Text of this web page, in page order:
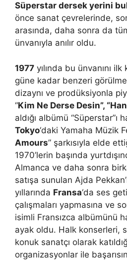
Süperstar dersek yerini
önce sanat çevrelerinde,
arasında, daha sonra da
ünvanıyla anılır oldu.
1977 yılında bu ünvanını
güne kadar benzeri
dizaynı ve prodüksiyonla
“Kim Ne Derse Desin”,
aldığı albümü “Süperstar”ı
Tokyo‘daki Yamaha Müzik
Amours” şarkısıyla elde
1970’lerin başında
Almanca ve daha sonra
satışa sunulan Ajda
yıllarında Fransa‘da ses
çalışmaları yapmasına ve
isimli Fransızca albümünü
ayak oldu. Halk konserleri,
konuk sanatçı olarak
organizasyonlar ile